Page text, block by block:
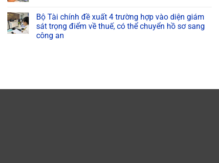
Bộ Tài chính đề xuất 4 trường hợp vào diện giám
sát trọng điểm về thuế, có thể chuyển hồ sơ sang
công an